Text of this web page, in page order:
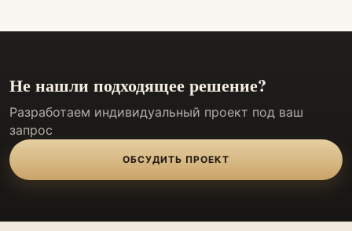
Не нашли подходящее решение?
Разработаем индивидуальный проект под ваш
запрос
ОБСУДИТЬ ПРОЕКТ